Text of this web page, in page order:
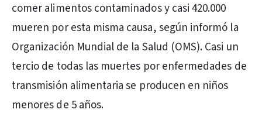
comer alimentos contaminados y casi 420.000
mueren por esta misma causa, según informó la
Organización Mundial de la Salud (OMS). Casi un
tercio de todas las muertes por enfermedades de
transmisión alimentaria se producen en niños
menores de 5 años.